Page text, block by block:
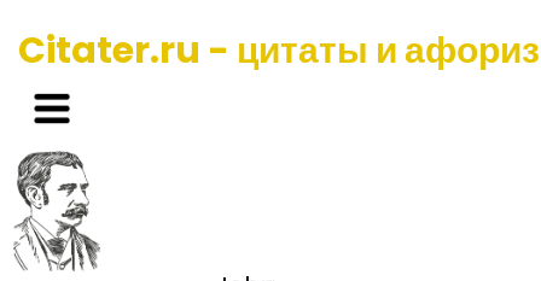
Citater.ru - цитаты и